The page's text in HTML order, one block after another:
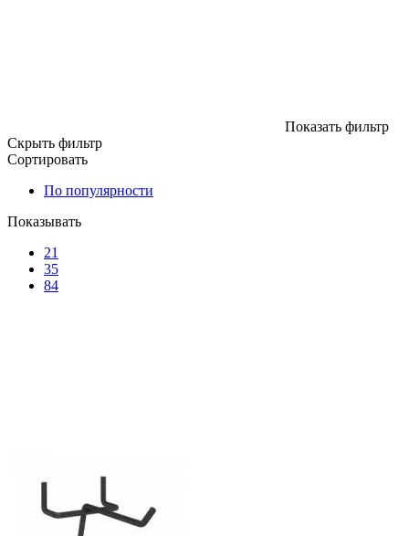
Показать фильтр
Скрыть фильтр
Сортировать
По популярности
Показывать
21
35
84